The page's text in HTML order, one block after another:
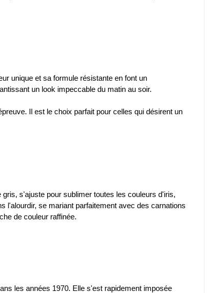
unique et sa formule résistante en font un
un look impeccable du matin au soir.
Il est le choix parfait pour celles qui désirent un
s'ajuste pour sublimer toutes les couleurs d'iris,
l'alourdir, se mariant parfaitement avec des carnations
de couleur raffinée.
les années 1970. Elle s'est rapidement imposée